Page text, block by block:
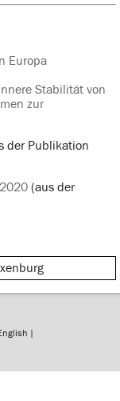
Europa
Stabilität von
zur
der Publikation
(aus der
|